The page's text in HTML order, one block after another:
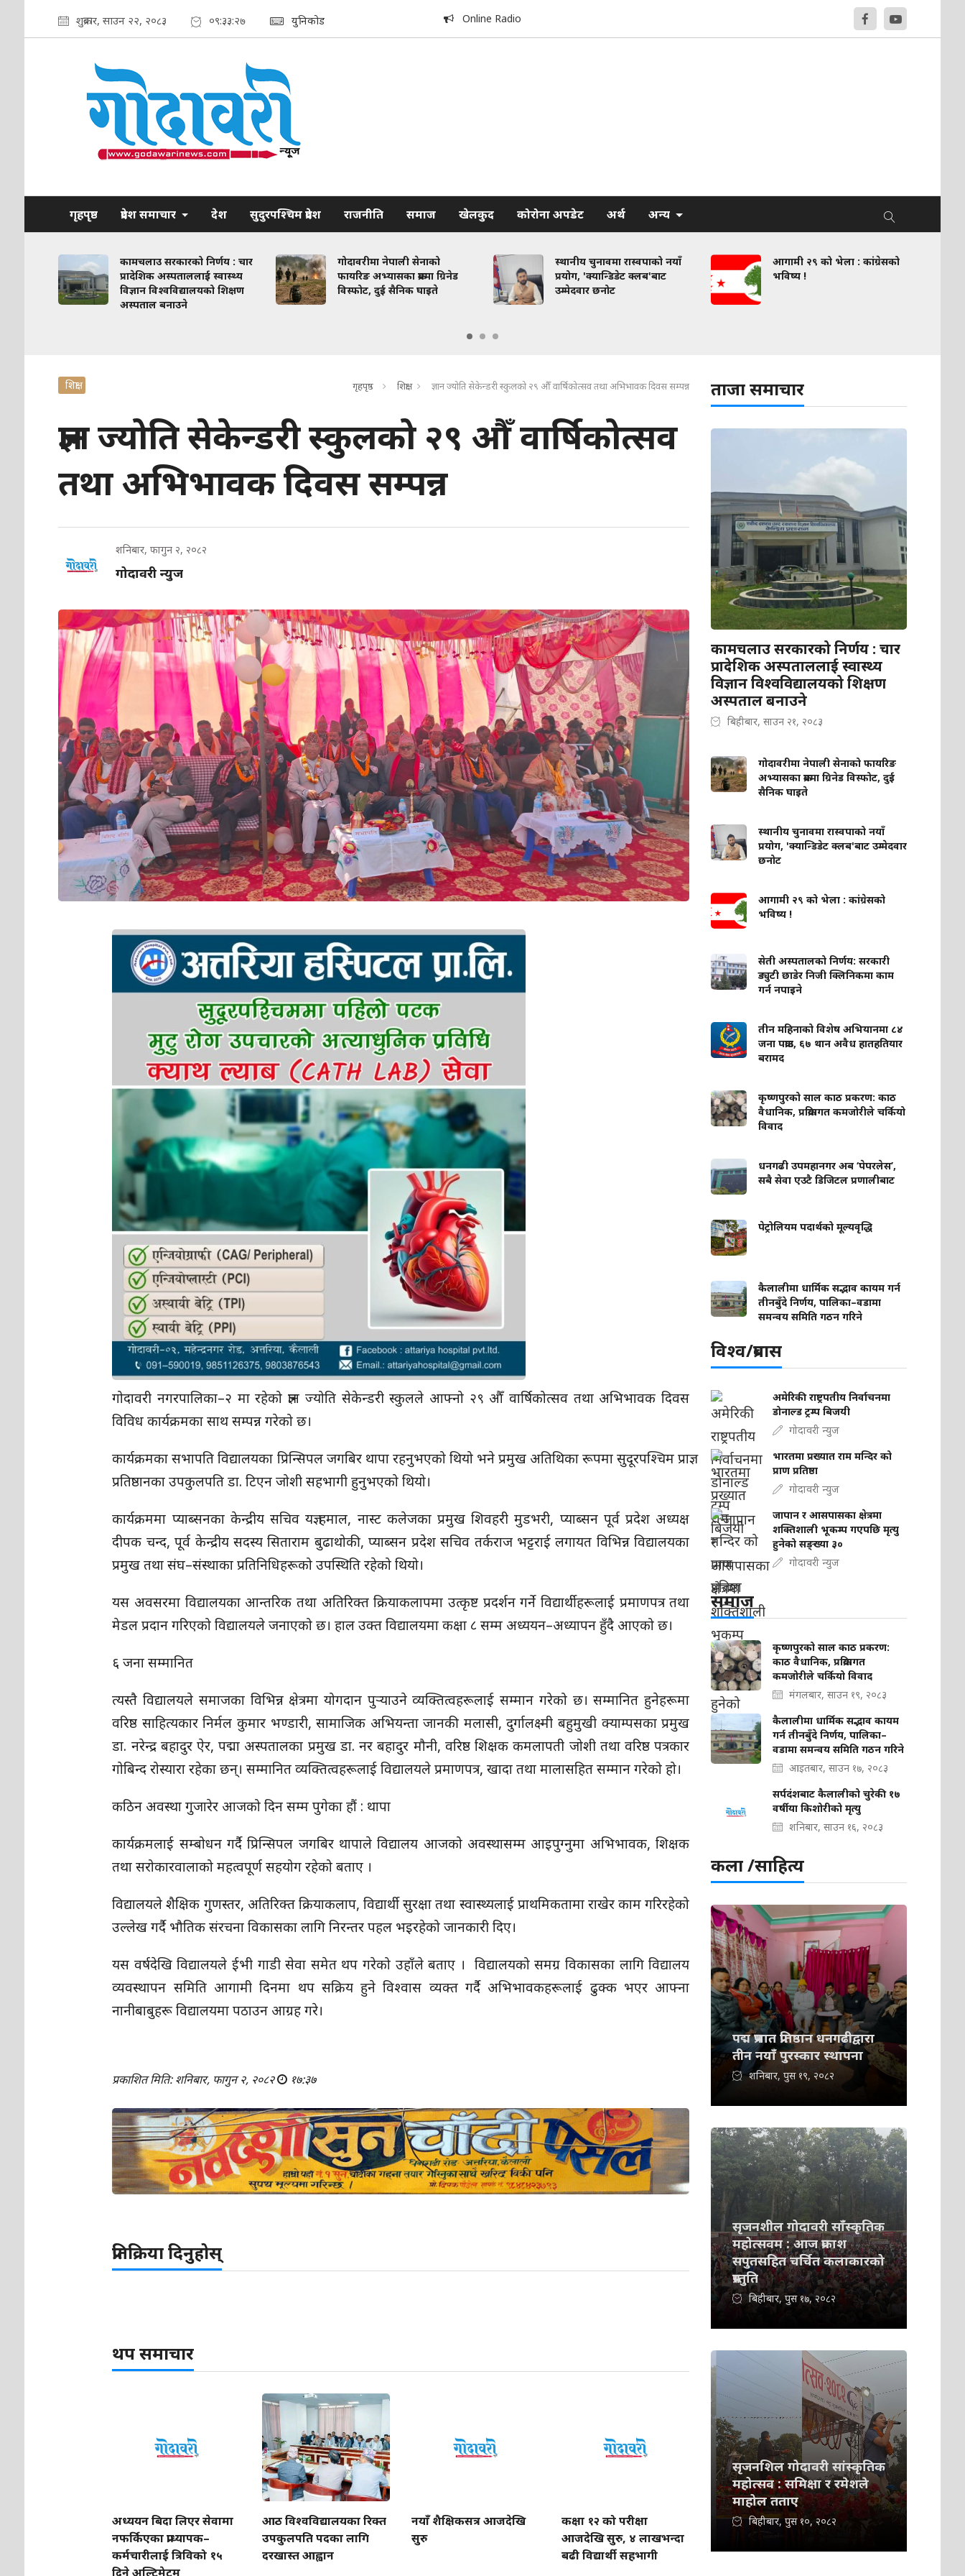
शुक्रबार, साउन २२, २०८३ ०९:३३:२८ युनिकोड Online Radio
गृहपृष्ठ प्रदेश समाचार देश सुदुरपश्चिम प्रदेश राजनीति समाज खेलकुद कोरोना अपडेट अर्थ अन्य
कामचलाउ सरकारको निर्णय : चार
प्रादेशिक अस्पताललाई स्वास्थ्य
विज्ञान विश्वविद्यालयको शिक्षण
अस्पताल बनाउने
गोदावरीमा नेपाली सेनाको
फायरिङ अभ्यासका क्रममा ग्रिनेड
विस्फोट, दुई सैनिक घाइते
स्थानीय चुनावमा रास्वपाको नयाँ
प्रयोग, 'क्यान्डिडेट क्लब'बाट
उम्मेदवार छनोट
आगामी २९ को भेला : कांग्रेसको
भविष्य !
शिक्षा गृहपृष्ठ शिक्षा ज्ञान ज्योति सेकेन्डरी स्कुलको २९ औँ वार्षिकोत्सव तथा अभिभावक दिवस सम्पन्न
ज्ञान ज्योति सेकेन्डरी स्कुलको २९ औँ वार्षिकोत्सव
तथा अभिभावक दिवस सम्पन्न
शनिबार, फागुन २, २०८२
गोदावरी न्युज
गोदावरी नगरपालिका–२ मा रहेको ज्ञान ज्योति सेकेन्डरी स्कुलले आफ्नो २९ औँ वार्षिकोत्सव तथा अभिभावक दिवस
विविध कार्यक्रमका साथ सम्पन्न गरेको छ।
कार्यक्रमका सभापति विद्यालयका प्रिन्सिपल जगबिर थापा रहनुभएको थियो भने प्रमुख अतिथिका रूपमा सुदूरपश्चिम प्राज्ञ
प्रतिष्ठानका उपकुलपति डा. टिएन जोशी सहभागी हुनुभएको थियो।
कार्यक्रममा प्याब्सनका केन्द्रीय सचिव यज्ञ हमाल, नास्ट कलेजका प्रमुख शिवहरी मुडभरी, प्याब्सन पूर्व प्रदेश अध्यक्ष
दीपक चन्द, पूर्व केन्द्रीय सदस्य सिताराम बुढाथोकी, प्याब्सन प्रदेश सचिव तर्कराज भट्टराई लगायत विभिन्न विद्यालयका
प्रमुख तथा संघ–संस्थाका प्रतिनिधिहरूको उपस्थिति रहेको थियो।
यस अवसरमा विद्यालयका आन्तरिक तथा अतिरिक्त क्रियाकलापमा उत्कृष्ट प्रदर्शन गर्ने विद्यार्थीहरूलाई प्रमाणपत्र तथा
मेडल प्रदान गरिएको विद्यालयले जनाएको छ। हाल उक्त विद्यालयमा कक्षा ८ सम्म अध्ययन–अध्यापन हुँदै आएको छ।
६ जना सम्मानित
त्यस्तै विद्यालयले समाजका विभिन्न क्षेत्रमा योगदान पुर्‍याउने व्यक्तित्वहरूलाई सम्मान गरेको छ। सम्मानित हुनेहरूमा
वरिष्ठ साहित्यकार निर्मल कुमार भण्डारी, सामाजिक अभियन्ता जानकी मलासी, दुर्गालक्ष्मी बहुमुखी क्याम्पसका प्रमुख
डा. नरेन्द्र बहादुर ऐर, पद्मा अस्पतालका प्रमुख डा. नर बहादुर मौनी, वरिष्ठ शिक्षक कमलापती जोशी तथा वरिष्ठ पत्रकार
गोबिन्द रोस्यारा रहेका छन्। सम्मानित व्यक्तित्वहरूलाई विद्यालयले प्रमाणपत्र, खादा तथा मालासहित सम्मान गरेको हो।
कठिन अवस्था गुजारेर आजको दिन सम्म पुगेका हौं : थापा
कार्यक्रमलाई सम्बोधन गर्दै प्रिन्सिपल जगबिर थापाले विद्यालय आजको अवस्थासम्म आइपुग्नुमा अभिभावक, शिक्षक
तथा सरोकारवालाको महत्वपूर्ण सहयोग रहेको बताए ।
विद्यालयले शैक्षिक गुणस्तर, अतिरिक्त क्रियाकलाप, विद्यार्थी सुरक्षा तथा स्वास्थ्यलाई प्राथमिकतामा राखेर काम गरिरहेको
उल्लेख गर्दै भौतिक संरचना विकासका लागि निरन्तर पहल भइरहेको जानकारी दिए।
यस वर्षदेखि विद्यालयले ईभी गाडी सेवा समेत थप गरेको उहाँले बताए । विद्यालयको समग्र विकासका लागि विद्यालय
व्यवस्थापन समिति आगामी दिनमा थप सक्रिय हुने विश्वास व्यक्त गर्दै अभिभावकहरूलाई ढुक्क भएर आफ्ना
नानीबाबुहरू विद्यालयमा पठाउन आग्रह गरे।
प्रकाशित मिति: शनिबार, फागुन २, २०८२ १७:३७
प्रतिक्रिया दिनुहोस्
थप समाचार
अध्ययन बिदा लिएर सेवामा
नफर्किएका प्राध्यापक–
कर्मचारीलाई त्रिविको १५
दिने अल्टिमेटम
आठ विश्वविद्यालयका रिक्त
उपकुलपति पदका लागि
दरखास्त आह्वान
नयाँ शैक्षिकसत्र आजदेखि
सुरु
कक्षा १२ को परीक्षा
आजदेखि सुरु, ४ लाखभन्दा
बढी विद्यार्थी सहभागी
ताजा समाचार
कामचलाउ सरकारको निर्णय : चार
प्रादेशिक अस्पताललाई स्वास्थ्य
विज्ञान विश्वविद्यालयको शिक्षण
अस्पताल बनाउने
बिहीबार, साउन २१, २०८३
गोदावरीमा नेपाली सेनाको फायरिङ
अभ्यासका क्रममा ग्रिनेड विस्फोट, दुई
सैनिक घाइते
स्थानीय चुनावमा रास्वपाको नयाँ
प्रयोग, 'क्यान्डिडेट क्लब'बाट उम्मेदवार
छनोट
आगामी २९ को भेला : कांग्रेसको
भविष्य !
सेती अस्पतालको निर्णय: सरकारी
ड्युटी छाडेर निजी क्लिनिकमा काम
गर्न नपाइने
तीन महिनाको विशेष अभियानमा ८४
जना पक्राउ, ६७ थान अवैध हातहतियार
बरामद
कृष्णपुरको साल काठ प्रकरण: काठ
वैधानिक, प्रक्रियागत कमजोरीले चर्कियो
विवाद
धनगढी उपमहानगर अब ‘पेपरलेस’,
सबै सेवा एउटै डिजिटल प्रणालीबाट
पेट्रोलियम पदार्थको मूल्यवृद्धि
कैलालीमा धार्मिक सद्भाव कायम गर्न
तीनबुँदे निर्णय, पालिका–वडामा
समन्वय समिति गठन गरिने
विश्व/प्रबास
अमेरिकी राष्ट्रपतीय निर्वाचनमा
डोनाल्ड ट्रम्प बिजयी
गोदावरी न्युज
भारतमा प्रख्यात राम मन्दिर को
प्राण प्रतिष्ठा
गोदावरी न्युज
जापान र आसपासका क्षेत्रमा
शक्तिशाली भूकम्प गएपछि मृत्यु
हुनेको सङ्ख्या ३०
गोदावरी न्युज
समाज
कृष्णपुरको साल काठ प्रकरण:
काठ वैधानिक, प्रक्रियागत
कमजोरीले चर्कियो विवाद
मंगलबार, साउन १९, २०८३
कैलालीमा धार्मिक सद्भाव कायम
गर्न तीनबुँदे निर्णय, पालिका–
वडामा समन्वय समिति गठन गरिने
आइतबार, साउन १७, २०८३
सर्पदंशबाट कैलालीको चुरेकी १७
वर्षीया किशोरीको मृत्यु
शनिबार, साउन १६, २०८३
कला /साहित्य
पद्म प्रभात प्रतिष्ठान धनगढीद्वारा
तीन नयाँ पुरस्कार स्थापना
शनिबार, पुस १९, २०८२
सृजनशील गोदावरी साँस्कृतिक
महोत्सवम : आज प्रकाश
सपुतसहित चर्चित कलाकारको
प्रस्तुति
बिहीबार, पुस १७, २०८२
सृजनशिल गोदावरी सांस्कृतिक
महोत्सव : समिक्षा र रमेशले
माहोल तताए
बिहीबार, पुस १०, २०८२